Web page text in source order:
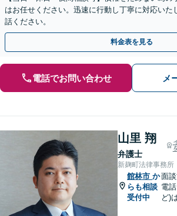
はお任せください。迅速に行動し丁寧に対応いた
話ください。
料金表を見る
電話でお問い合わせ メ
山里 翔
弁護士
新麹町法律事務所
館林市 か
らも相談
受付中
面
電
ど)